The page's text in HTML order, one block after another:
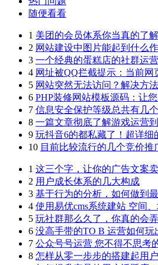
随便看看
1 美团的会员体系你当真的了
2 网站建设中图片能起到什么
3 一个经典的蛋糕店的社群运
4 网址被QQ拦截提示：当前
5 网站突然无法访问？解决方法
6 PHP装修网站模板源码：让
7 信息安全保护等级总共有几
8 一篇文章彻底了解游戏运营
9 玩抖音6的都私藏了！超详细
10 目前比较流行的几个竞价推
1 这三个字，让你的广告文案卖
2 用户成长体系的几大构成
3 基于行为的分析，如何做到
4 使用易优cms系统建站 空间
5 玩社群那么久了，你真的会
6 没高手带的TO B 运营如何玩
7 公众号号运营 您不得不思考
8 怎样从零一步步的搭建起用